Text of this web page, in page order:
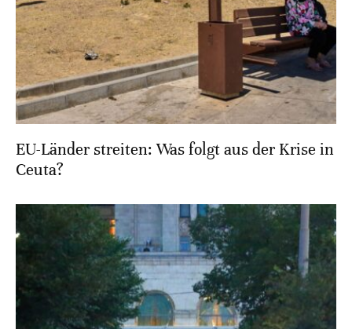
EU-Länder streiten: Was folgt aus der Krise in
Ceuta?